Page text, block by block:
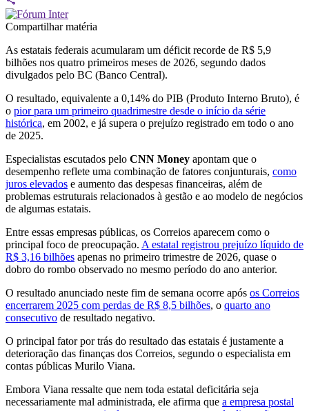
Compartilhar matéria
As estatais federais acumularam um déficit recorde de R$ 5,9
bilhões nos quatro primeiros meses de 2026, segundo dados
divulgados pelo BC (Banco Central).
O resultado, equivalente a 0,14% do PIB (Produto Interno Bruto), é
o pior para um primeiro quadrimestre desde o início da série
histórica, em 2002, e já supera o prejuízo registrado em todo o ano
de 2025.
Especialistas escutados pelo CNN Money apontam que o
desempenho reflete uma combinação de fatores conjunturais, como
juros elevados e aumento das despesas financeiras, além de
problemas estruturais relacionados à gestão e ao modelo de negócios
de algumas estatais.
Entre essas empresas públicas, os Correios aparecem como o
principal foco de preocupação. A estatal registrou prejuízo líquido de
R$ 3,16 bilhões apenas no primeiro trimestre de 2026, quase o
dobro do rombo observado no mesmo período do ano anterior.
O resultado anunciado neste fim de semana ocorre após os Correios
encerrarem 2025 com perdas de R$ 8,5 bilhões, o quarto ano
consecutivo de resultado negativo.
O principal fator por trás do resultado das estatais é justamente a
deterioração das finanças dos Correios, segundo o especialista em
contas públicas Murilo Viana.
Embora Viana ressalte que nem toda estatal deficitária seja
necessariamente mal administrada, ele afirma que a empresa postal